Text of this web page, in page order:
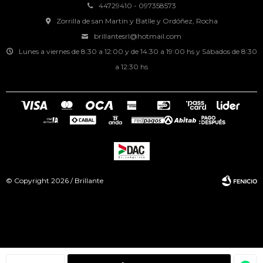
44729410 - 097358573
Zorrilla de san Martín y Batlle y Ordóñez, Rocha
brillantesrl@hotmail.com
Lunes a viernes de 8:30 a 12:00 y de 14:30 a 19:00 hs y Sábados de 8:30
a 12:30 hs
© Copyright 2026 / Brillante
Fenicio